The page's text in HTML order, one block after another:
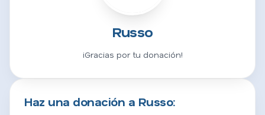
Russo
¡Gracias por tu donación!
Haz una donación a Russo: